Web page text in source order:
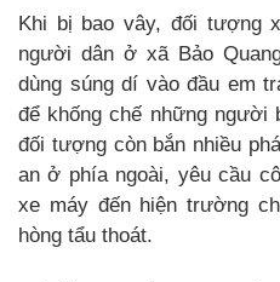
Khi bị bao vây, đối tượng
người dân ở xã Bảo
dùng súng dí vào đầu em
để khống chế những người
đối tượng còn bắn nhiều
an ở phía ngoài, yêu cầu
xe máy đến hiện trường
hòng tẩu thoát.